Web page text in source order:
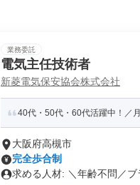
業務委託
電気主任技術者
新菱電気保安協会株式会社
40代・50代・60代活躍中！／
大阪府高槻市
完全歩合制
求める人材: ＼年齢不問／ブ